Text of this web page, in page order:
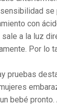
se
con
sale a la luz
Por lo
pruebas
bebé